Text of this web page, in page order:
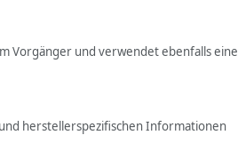
Vorgänger und verwendet ebenfalls eine
herstellerspezifischen Informationen